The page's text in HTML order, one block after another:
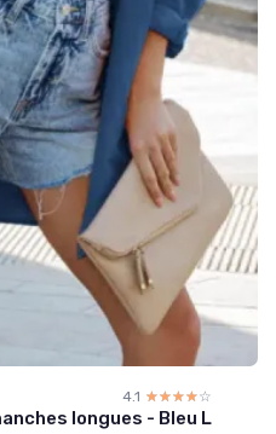
4.1 ☆☆☆☆☆
★★★★★
longues - Bleu L